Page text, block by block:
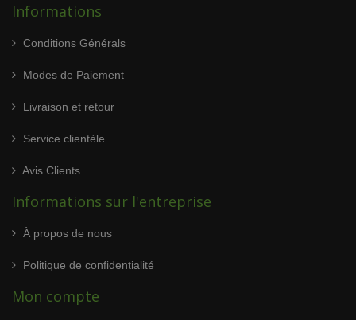
Informations
Conditions Générals
Modes de Paiement
Livraison et retour
Service clientèle
Avis Clients
Informations sur l'entreprise
À propos de nous
Politique de confidentialité
Mon compte